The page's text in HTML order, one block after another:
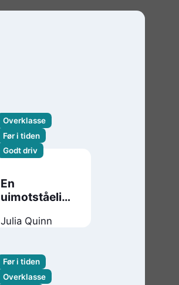
Overklasse
Før i tiden
Godt driv
En
uimotståelig
Julia Quinn
Før i tiden
Overklasse